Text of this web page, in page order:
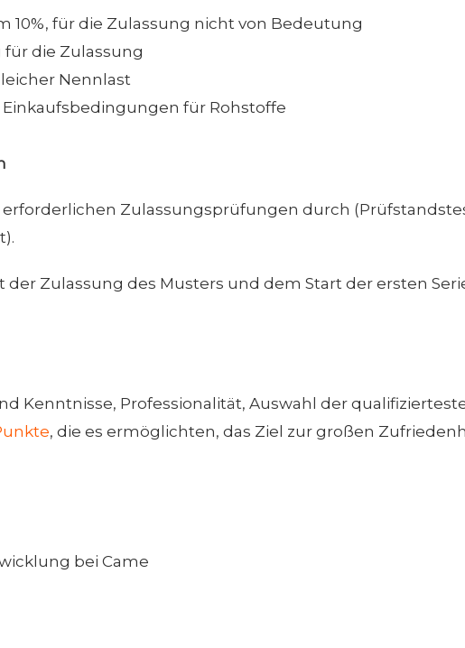
für die Zulassung nicht von Bedeutung
die Zulassung
Nennlast
für Rohstoffe
Zulassungsprüfungen durch
der Zulassung des Musters und dem Start der ersten
Kenntnisse, Professionalität, Auswahl der
, die es ermöglichten, das Ziel zur großen
bei Came